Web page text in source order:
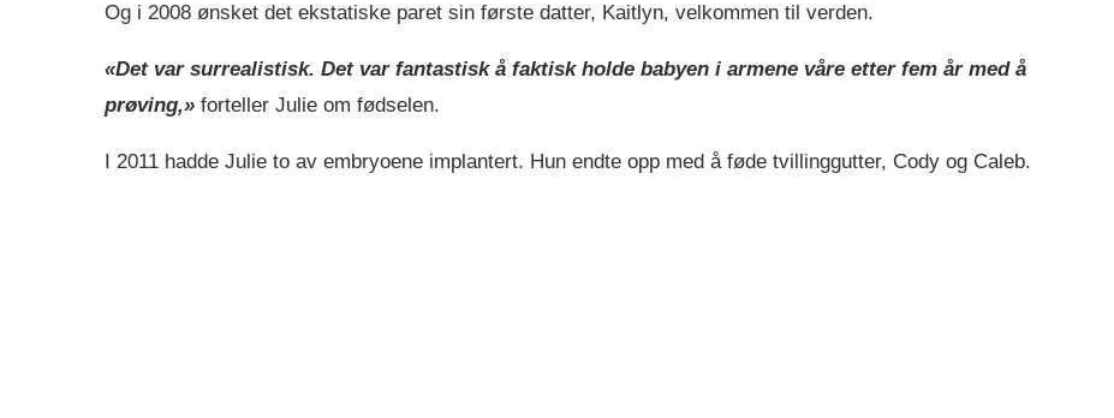
Og i 2008 ønsket det ekstatiske paret sin første datter, Kaitlyn, velkommen til verden.
«Det var surrealistisk. Det var fantastisk å faktisk holde babyen i armene våre etter fem år med å
prøving,» forteller Julie om fødselen.
I 2011 hadde Julie to av embryoene implantert. Hun endte opp med å føde tvillinggutter, Cody og Caleb.